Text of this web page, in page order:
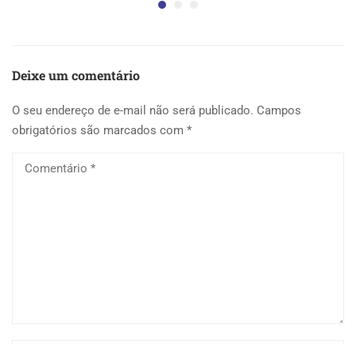
Deixe um comentário
O seu endereço de e-mail não será publicado. Campos
obrigatórios são marcados com *